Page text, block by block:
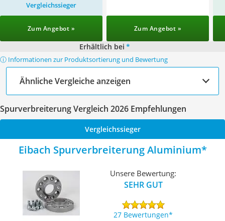
Vergleichssieger
Zum Angebot » Zum Angebot »
Erhältlich bei *
ⓘ Informationen zur Produktsortierung und Bewertung
Ähnliche Vergleiche anzeigen
Spurverbreiterung Vergleich 2026 Empfehlungen
Vergleichssieger
Eibach Spurverbreiterung Aluminium
Unsere Bewertung:
SEHR GUT
27 Bewertungen